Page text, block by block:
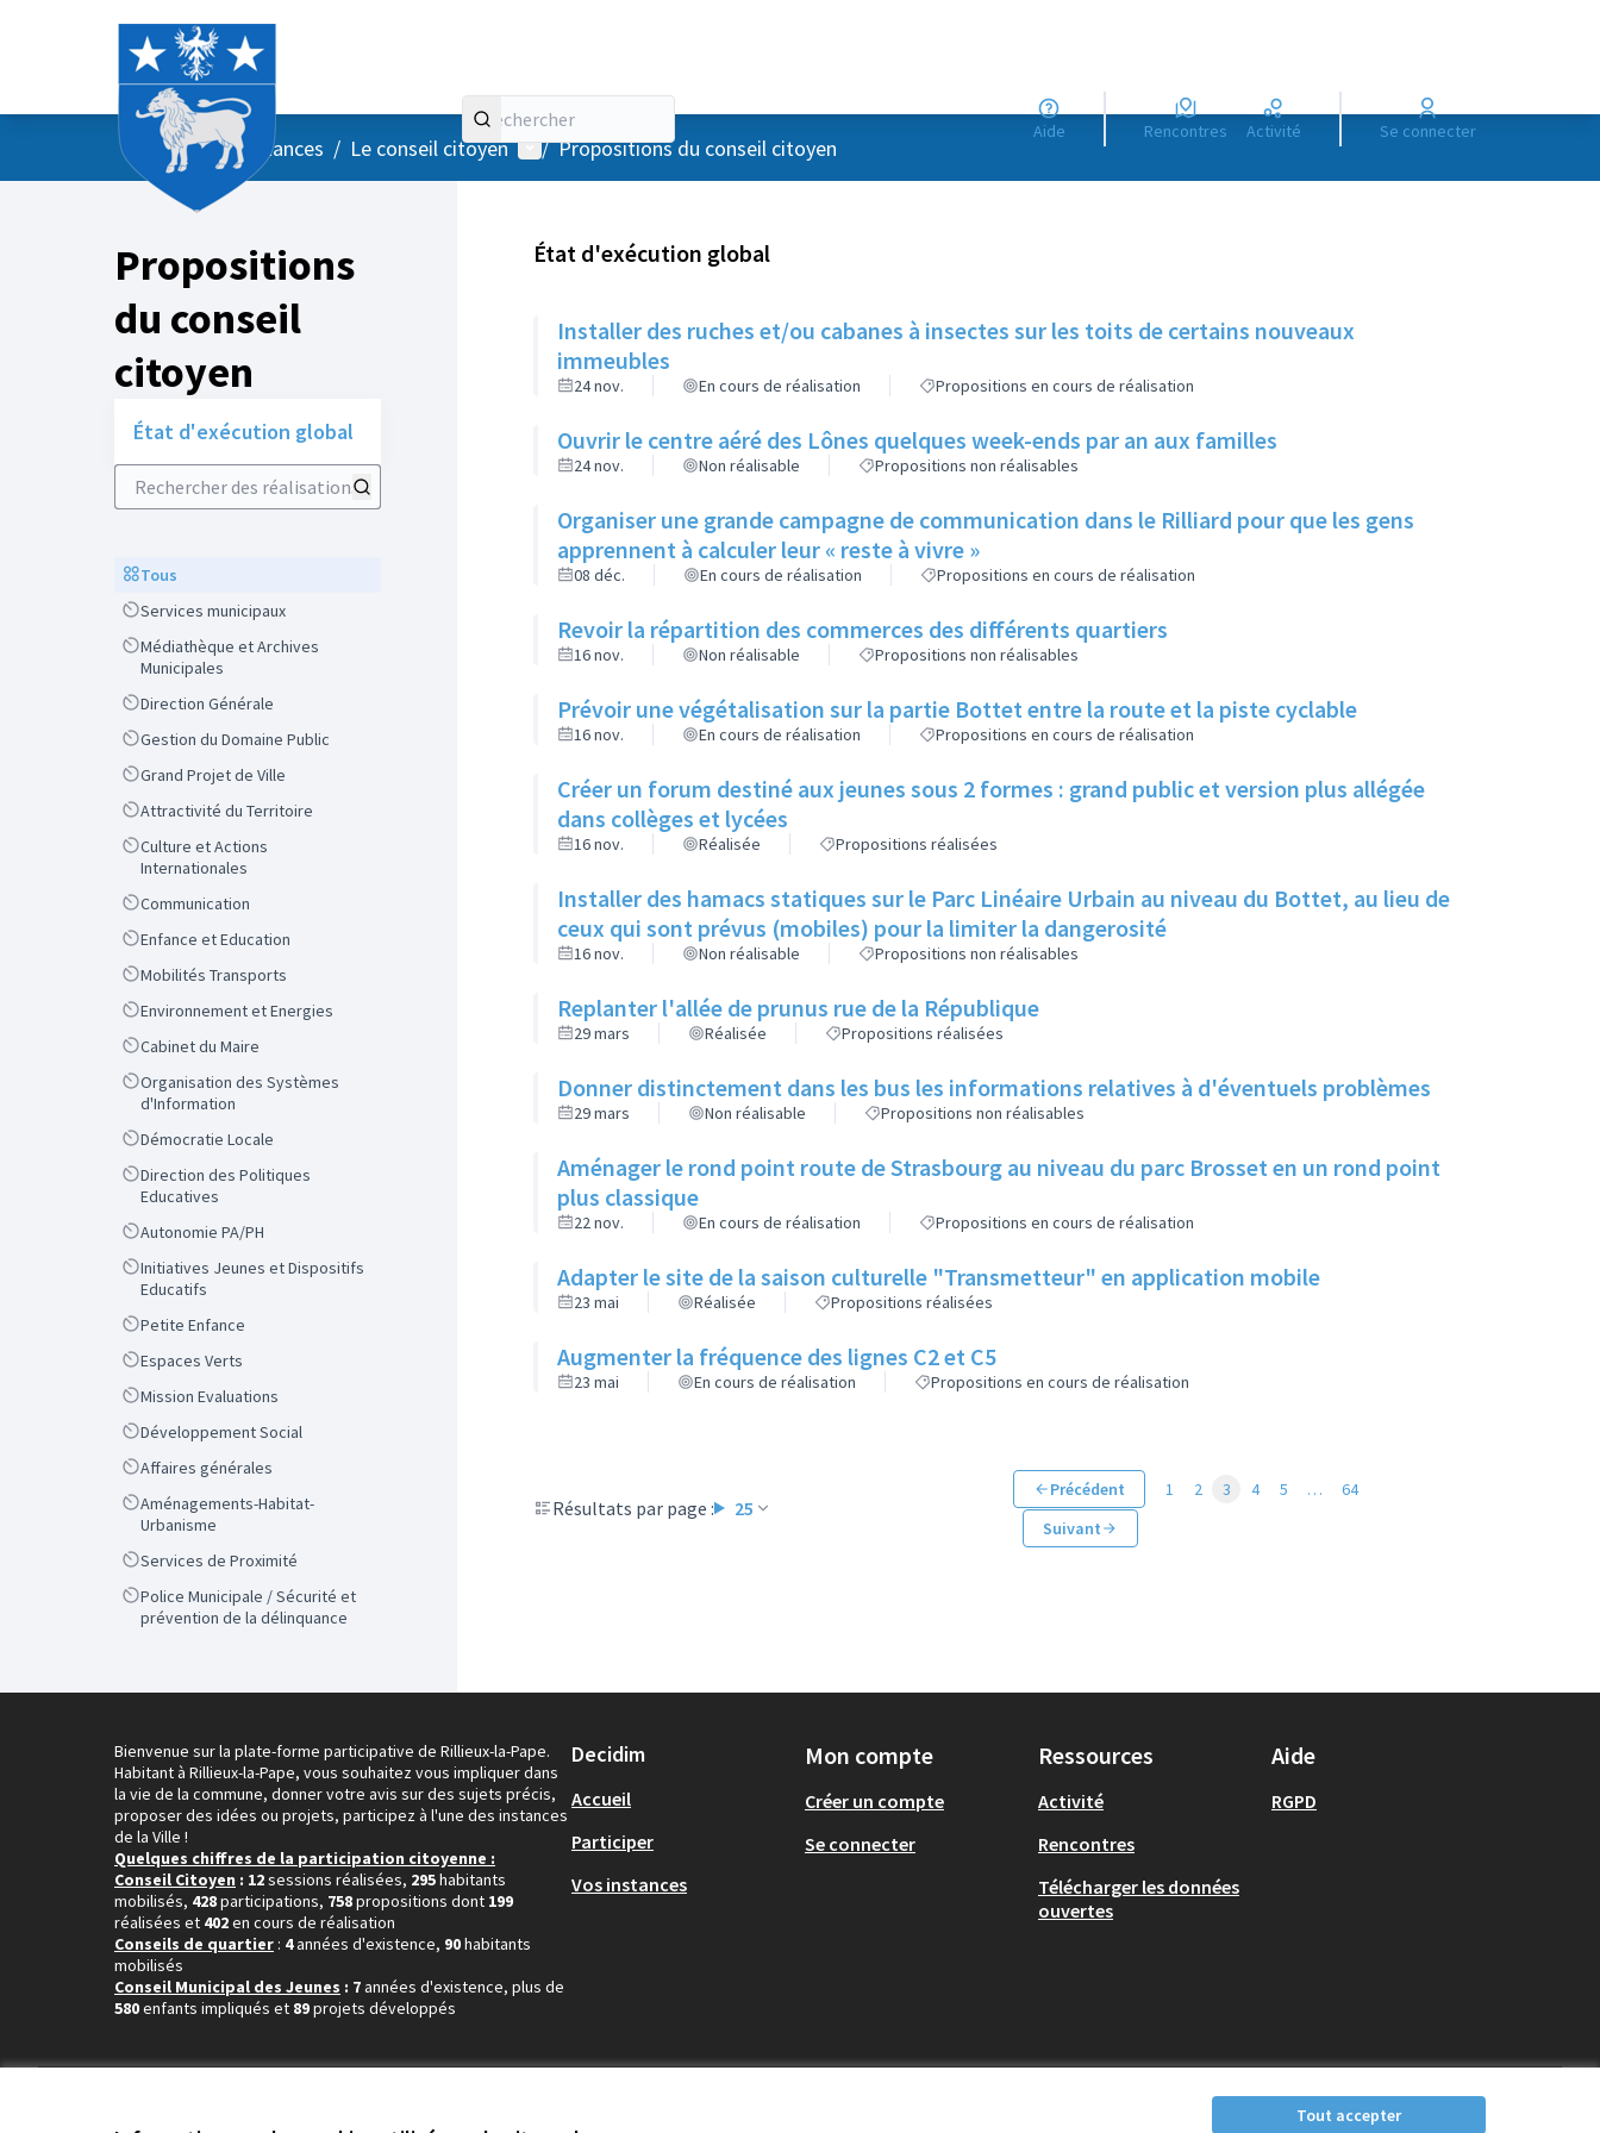
Tout accepter
Aide Rencontres Activité Se connecter
AccueilMenu principal
/ Vos instances / Le conseil citoyen Menu utilisateur
/ Propositions du conseil citoyen
Propositions
du conseil
citoyen
État d'exécution global
Rechercher des réalisations
ScopeTous
ScopeServices municipaux
Scope
Médiathèque et Archives
Municipales
ScopeDirection Générale
ScopeGestion du Domaine Public
ScopeGrand Projet de Ville
ScopeAttractivité du Territoire
Scope
Culture et Actions
Internationales
ScopeCommunication
ScopeEnfance et Education
ScopeMobilités Transports
ScopeEnvironnement et Energies
ScopeCabinet du Maire
Scope
Organisation des Systèmes
d'Information
ScopeDémocratie Locale
Scope
Direction des Politiques
Educatives
ScopeAutonomie PA/PH
Scope
Initiatives Jeunes et Dispositifs
Educatifs
ScopePetite Enfance
ScopeEspaces Verts
ScopeMission Evaluations
ScopeDéveloppement Social
ScopeAffaires générales
Scope
Aménagements-Habitat-
Urbanisme
ScopeServices de Proximité
Scope
Police Municipale / Sécurité et
prévention de la délinquance
État d'exécution global
Installer des ruches et/ou cabanes à insectes sur les toits de certains nouveaux
immeubles
24 nov. En cours de réalisation Propositions en cours de réalisation
Ouvrir le centre aéré des Lônes quelques week-ends par an aux familles
24 nov. Non réalisable Propositions non réalisables
Organiser une grande campagne de communication dans le Rilliard pour que les gens
apprennent à calculer leur « reste à vivre »
08 déc. En cours de réalisation Propositions en cours de réalisation
Revoir la répartition des commerces des différents quartiers
16 nov. Non réalisable Propositions non réalisables
Prévoir une végétalisation sur la partie Bottet entre la route et la piste cyclable
16 nov. En cours de réalisation Propositions en cours de réalisation
Créer un forum destiné aux jeunes sous 2 formes : grand public et version plus allégée
dans collèges et lycées
16 nov. Réalisée Propositions réalisées
Installer des hamacs statiques sur le Parc Linéaire Urbain au niveau du Bottet, au lieu de
ceux qui sont prévus (mobiles) pour la limiter la dangerosité
16 nov. Non réalisable Propositions non réalisables
Replanter l'allée de prunus rue de la République
29 mars Réalisée Propositions réalisées
Donner distinctement dans les bus les informations relatives à d'éventuels problèmes
29 mars Non réalisable Propositions non réalisables
Aménager le rond point route de Strasbourg au niveau du parc Brosset en un rond point
plus classique
22 nov. En cours de réalisation Propositions en cours de réalisation
Adapter le site de la saison culturelle "Transmetteur" en application mobile
23 mai Réalisée Propositions réalisées
Augmenter la fréquence des lignes C2 et C5
23 mai En cours de réalisation Propositions en cours de réalisation
Résultats par page : 25
Précédent 1 2 3 4 5 …
64
Suivant
Bienvenue sur la plate-forme participative de Rillieux-la-Pape.
Habitant à Rillieux-la-Pape, vous souhaitez vous impliquer dans
la vie de la commune, donner votre avis sur des sujets précis,
proposer des idées ou projets, participez à l'une des instances
de la Ville !
Quelques chiffres de la participation citoyenne :
Conseil Citoyen : 12sessions réalisées, 295habitants
mobilisés, 428participations, 758propositions dont 199
réalisées et 402en cours de réalisation
Conseils de quartier : 4années d'existence, 90habitants
mobilisés
Conseil Municipal des Jeunes : 7années d'existence, plus de
580enfants impliqués et 89projets développés
Decidim
Accueil
Participer
Vos instances
Mon compte
Créer un compte
Se connecter
Ressources
Activité
Rencontres
Télécharger les données
ouvertes
Aide
RGPD